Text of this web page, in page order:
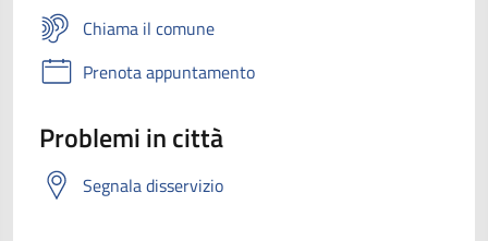
Chiama il comune
Prenota appuntamento
Problemi in città
Segnala disservizio